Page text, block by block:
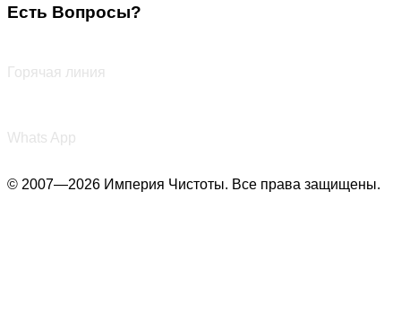
Есть Вопросы?
Горячая линия
Whats App
© 2007—2026 Империя Чистоты. Все права защищены.